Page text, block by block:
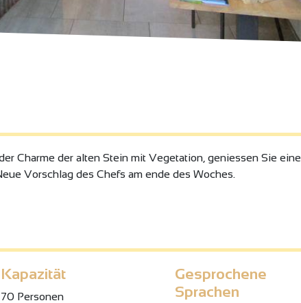
Charme der alten Stein mit Vegetation, geniessen Sie eine
Vorschlag des Chefs am ende des Woches.
Kapazität
70 Personen
Gesprochene
Sprachen